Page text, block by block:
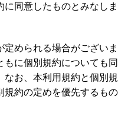
同意したものとみなしま
められる場合がございま
に個別規約についても同
お、本利用規約と個別規
規約の定めを優先するもの